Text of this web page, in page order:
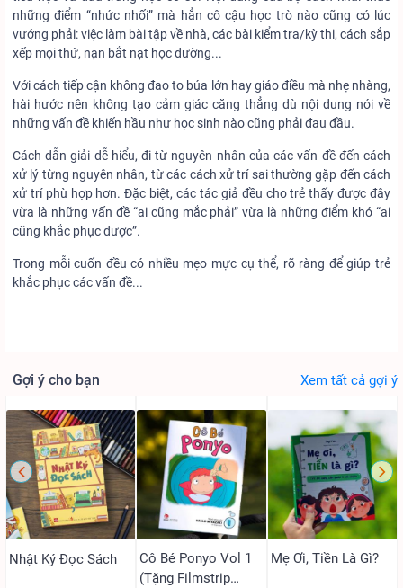
những điểm “nhức nhối” mà hẳn cô cậu học trò nào cũng có lúc
vướng phải: việc làm bài tập về nhà, các bài kiểm tra/kỳ thi, cách sắp
xếp mọi thứ, nạn bắt nạt học đường...
Với cách tiếp cận không đao to búa lớn hay giáo điều mà nhẹ nhàng,
hài hước nên không tạo cảm giác căng thẳng dù nội dung nói về
những vấn đề khiến hầu như học sinh nào cũng phải đau đầu.
Cách dẫn giải dễ hiểu, đi từ nguyên nhân của các vấn đề đến cách
xử lý từng nguyên nhân, từ các cách xử trí sai thường gặp đến cách
xử trí phù hợp hơn. Đặc biệt, các tác giả đều cho trẻ thấy được đây
vừa là những vấn đề “ai cũng mắc phải” vừa là những điểm khó “ai
cũng khắc phục được”.
Trong mỗi cuốn đều có nhiều mẹo mực cụ thể, rõ ràng để giúp trẻ
khắc phục các vấn đề...
Gợi ý cho bạn Xem tất cả gợi ý
Nhật Ký Đọc Sách
Cô Bé Ponyo Vol 1
(Tặng Filmstrip
Mẹ Ơi, Tiền Là Gì?